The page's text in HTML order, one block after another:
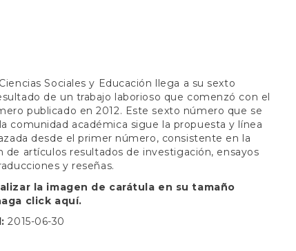
Sociales y Educación llega a su sexto
de un trabajo laborioso que comenzó con el
publicado en 2012. Este sexto número que se
comunidad académica sigue la propuesta y línea
desde el primer número, consistente en la
de artículos resultados de investigación, ensayos
y reseñas.
la imagen de carátula en su tamaño
click aquí.
2015-06-30